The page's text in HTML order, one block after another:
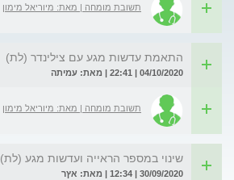
תשובת מומחה | מאת: מיוריאל מימון
התאמת עדשות מגע עם צילינדר (לת)
04/10/2020 | 22:41 | מאת: עמיתה
תשובת מומחה | מאת: מיוריאל מימון
שינוי במספר הראייה ועדשות מגע (לת)
30/09/2020 | 12:34 | מאת: אץר